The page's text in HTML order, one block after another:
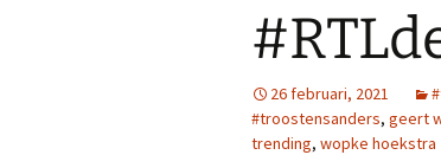
26 februari, 2021
#troostensanders, geert
trending, wopke hoekstra